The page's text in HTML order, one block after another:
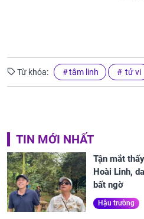
Từ khóa: tâm linh tử vi
TIN MỚI NHẤT
Tận mắt
Hoài Linh,
bất ngờ
Hậu trường